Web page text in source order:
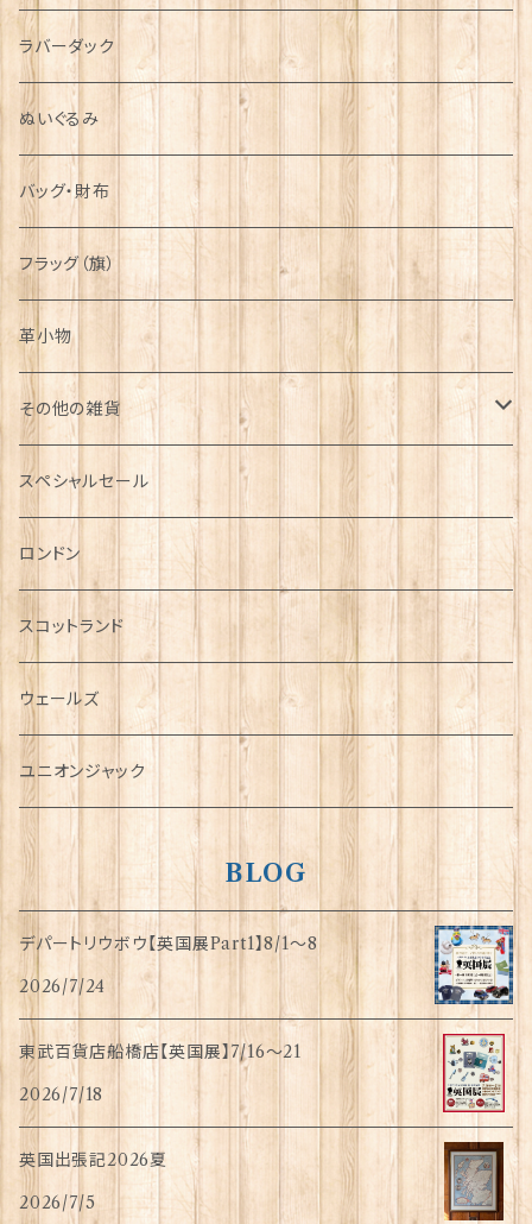
シンボル
ラバーダック
ぬいぐるみ
バッグ・財布
フラッグ（旗）
革小物
その他の雑貨
ミニカー
チャーム
犬グッズ
傘
指貫(シンブル)
スペシャルセール
ロンドン
スコットランド
ウェールズ
ユニオンジャック
BLOG
デパートリウボウ【英国展Part1】8/1〜8
2026/7/24
東武百貨店船橋店【英国展】7/16～21
2026/7/18
英国出張記2026夏
2026/7/5